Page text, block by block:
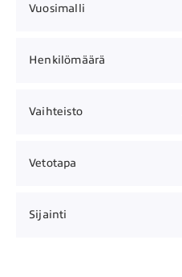
Vuosimalli
Henkilömäärä
Vaihteisto
Vetotapa
Sijainti